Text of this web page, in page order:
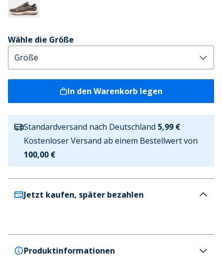
Wähle die Größe
In den Warenkorb legen
Standardversand nach Deutschland 5,99 €
Kostenloser Versand ab einem Bestellwert von
100,00 €
Jetzt kaufen, später bezahlen
Produktinformationen